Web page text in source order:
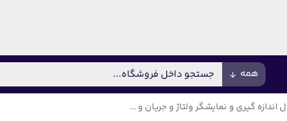
همه
اندازه گیری و نمایشگر ولتاژ و جریان و ...